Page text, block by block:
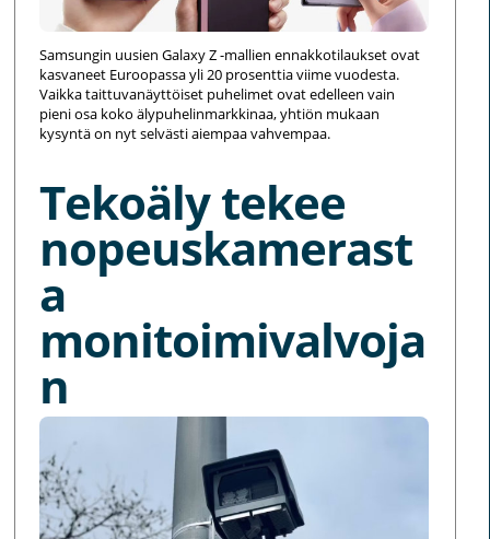
Samsungin uusien Galaxy Z -mallien ennakkotilaukset ovat
kasvaneet Euroopassa yli 20 prosenttia viime vuodesta.
Vaikka taittuvanäyttöiset puhelimet ovat edelleen vain
pieni osa koko älypuhelinmarkkinaa, yhtiön mukaan
kysyntä on nyt selvästi aiempaa vahvempaa.
Tekoäly tekee
nopeuskamerast
a
monitoimivalvoja
n